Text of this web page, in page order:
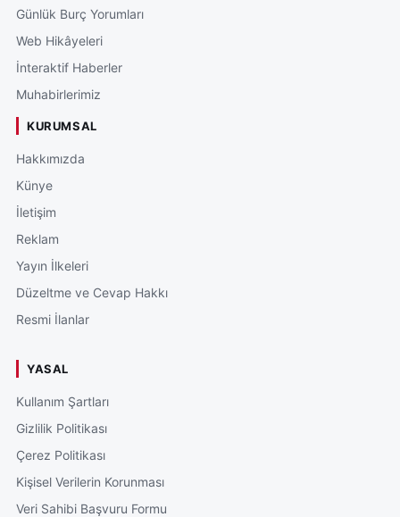
Günlük Burç Yorumları
Web Hikâyeleri
İnteraktif Haberler
Muhabirlerimiz
KURUMSAL
Hakkımızda
Künye
İletişim
Reklam
Yayın İlkeleri
Düzeltme ve Cevap Hakkı
Resmi İlanlar
YASAL
Kullanım Şartları
Gizlilik Politikası
Çerez Politikası
Kişisel Verilerin Korunması
Veri Sahibi Başvuru Formu